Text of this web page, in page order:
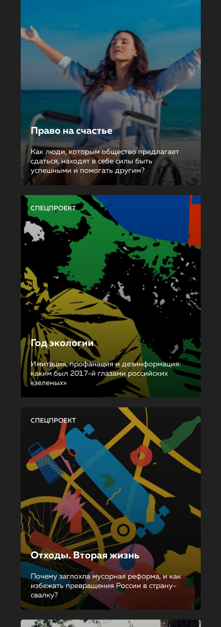
Право на счастье
Как люди, которым общество предлагает
сдаться, находят в себе силы быть
успешными и помогать другим?
СПЕЦПРОЕКТ
Год экологии
Имитация, профанация и дезинформация:
каким был 2017-й глазами российских
«зеленых»
СПЕЦПРОЕКТ
Отходы. Вторая жизнь
Почему заглохла мусорная реформа, и как
избежать превращения России в страну-
свалку?